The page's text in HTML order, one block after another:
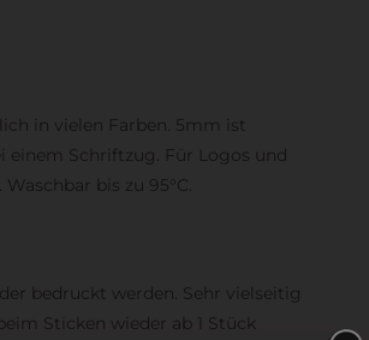
in vielen Farben. 5mm ist
einem Schriftzug. Für Logos und
bis zu 95°C.
bedruckt werden. Sehr vielseitig
Sticken wieder ab 1 Stück